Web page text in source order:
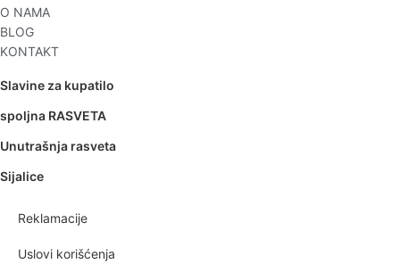
O NAMA
BLOG
KONTAKT
Slavine za kupatilo
spoljna RASVETA
Unutrašnja rasveta
Sijalice
Reklamacije
Uslovi korišćenja